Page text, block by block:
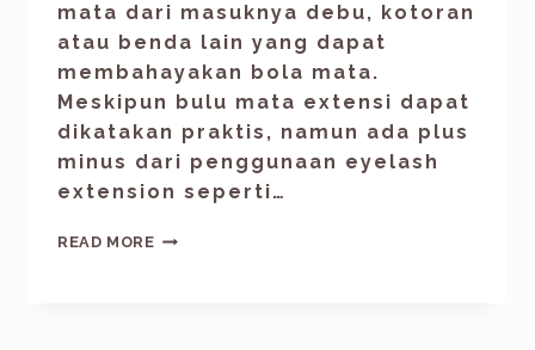
mata dari masuknya debu, kotoran
atau benda lain yang dapat
membahayakan bola mata.
Meskipun bulu mata extensi dapat
dikatakan praktis, namun ada plus
minus dari penggunaan eyelash
extension seperti…
READ MORE